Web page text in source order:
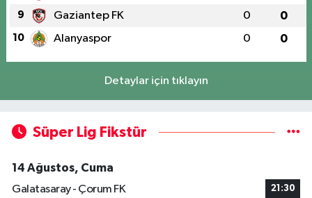
9 Gaziantep FK 0 0
10 Alanyaspor 0 0
Detaylar için tıklayın
Süper Lig Fikstür
14 Ağustos, Cuma
Galatasaray - Çorum FK
21:30